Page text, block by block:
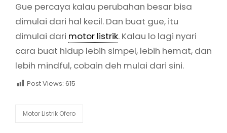
Gue percaya kalau perubahan besar bisa
dimulai dari hal kecil. Dan buat gue, itu
dimulai dari motor listrik. Kalau lo lagi nyari
cara buat hidup lebih simpel, lebih hemat, dan
lebih mindful, cobain deh mulai dari sini.
Post Views: 615
Categories
Motor Listrik Ofero